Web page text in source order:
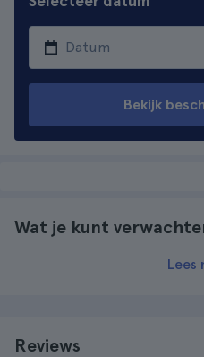
Bekijk
Wat je kunt
Lees
Reviews